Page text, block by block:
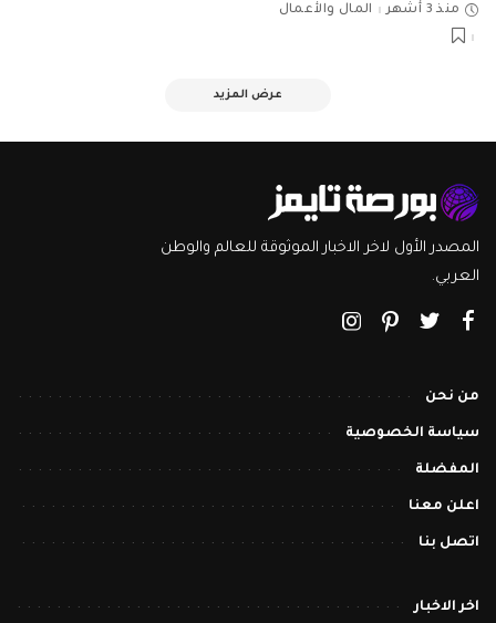
منذ 3 أشهر المال والأعمال
عرض المزيد
المصدر الأول لاخر الاخبار الموثوقة للعالم والوطن
العربي.
من نحن
سياسة الخصوصية
المفضلة
اعلن معنا
اتصل بنا
اخر الاخبار